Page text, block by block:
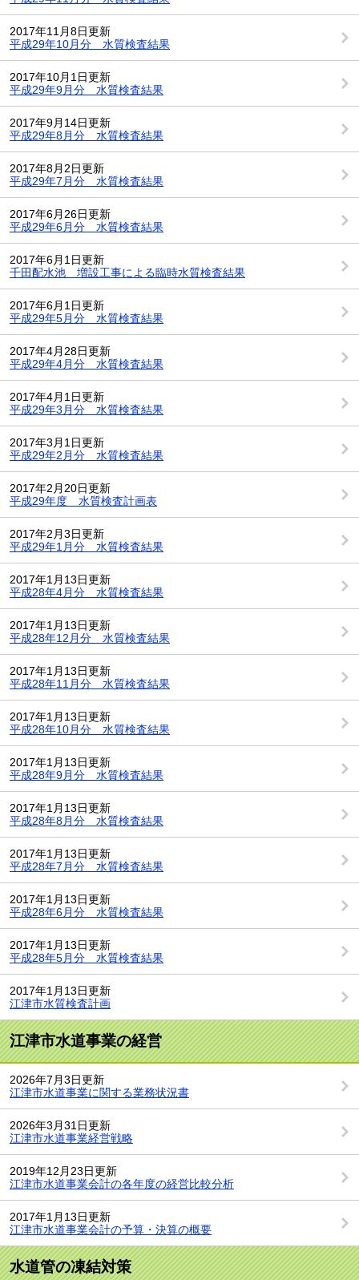
2017年11月8日更新
平成29年10月分 水質検査結果
2017年10月1日更新
平成29年9月分 水質検査結果
2017年9月14日更新
平成29年8月分 水質検査結果
2017年8月2日更新
平成29年7月分 水質検査結果
2017年6月26日更新
平成29年6月分 水質検査結果
2017年6月1日更新
千田配水池 増設工事による臨時水質検査結果
2017年6月1日更新
平成29年5月分 水質検査結果
2017年4月28日更新
平成29年4月分 水質検査結果
2017年4月1日更新
平成29年3月分 水質検査結果
2017年3月1日更新
平成29年2月分 水質検査結果
2017年2月20日更新
平成29年度 水質検査計画表
2017年2月3日更新
平成29年1月分 水質検査結果
2017年1月13日更新
平成28年4月分 水質検査結果
2017年1月13日更新
平成28年12月分 水質検査結果
2017年1月13日更新
平成28年11月分 水質検査結果
2017年1月13日更新
平成28年10月分 水質検査結果
2017年1月13日更新
平成28年9月分 水質検査結果
2017年1月13日更新
平成28年8月分 水質検査結果
2017年1月13日更新
平成28年7月分 水質検査結果
2017年1月13日更新
平成28年6月分 水質検査結果
2017年1月13日更新
平成28年5月分 水質検査結果
2017年1月13日更新
江津市水質検査計画
江津市水道事業の経営
2026年7月3日更新
江津市水道事業に関する業務状況書
2026年3月31日更新
江津市水道事業経営戦略
2019年12月23日更新
江津市水道事業会計の各年度の経営比較分析
2017年1月13日更新
江津市水道事業会計の予算・決算の概要
水道管の凍結対策